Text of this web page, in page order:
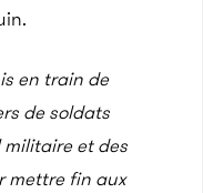
en train de
de soldats
et des
mettre fin aux